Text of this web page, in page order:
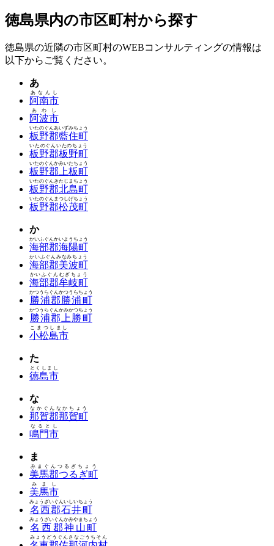
徳島県内の市区町村から探す
徳島県の近隣の市区町村のWEBコンサルティングの情報は
以下からご覧ください。
あ
阿南市
あなんし
阿波市
あわし
板野郡藍住町
いたのぐんあいずみちょう
板野郡板野町
いたのぐんいたのちょう
板野郡上板町
いたのぐんかみいたちょう
板野郡北島町
いたのぐんきたじまちょう
板野郡松茂町
いたのぐんまつしげちょう
か
海部郡海陽町
かいふぐんかいようちょう
海部郡美波町
かいふぐんみなみちょう
海部郡牟岐町
かいふぐんむぎちょう
勝浦郡勝浦町
かつうらぐんかつうらちょう
勝浦郡上勝町
かつうらぐんかみかつちょう
小松島市
こまつしまし
た
徳島市
とくしまし
な
那賀郡那賀町
なかぐんなかちょう
鳴門市
なるとし
ま
美馬郡つるぎ町
みまぐんつるぎちょう
美馬市
みまし
名西郡石井町
みょうざいぐんいしいちょう
名西郡神山町
みょうざいぐんかみやまちょう
みょうどうぐんさなごうちそん